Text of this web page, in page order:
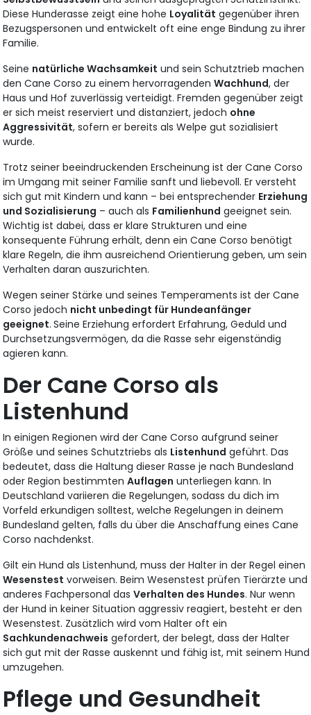
Diese Hunderasse zeigt eine hohe Loyalität gegenüber ihren
Bezugspersonen und entwickelt oft eine enge Bindung zu ihrer
Familie.
Seine natürliche Wachsamkeit und sein Schutztrieb machen
den Cane Corso zu einem hervorragendenWachhund, der
Haus und Hof zuverlässig verteidigt. Fremden gegenüber zeigt
er sich meist reserviert und distanziert, jedoch ohne
Aggressivität, sofern er bereits als Welpe gut sozialisiert
wurde.
Trotz seiner beeindruckenden Erscheinung ist der Cane Corso
im Umgang mit seiner Familie sanft und liebevoll. Er versteht
sich gut mit Kindern und kann – bei entsprechender Erziehung
und Sozialisierung – auch als Familienhund geeignet sein.
Wichtig ist dabei, dass er klare Strukturen und eine
konsequente Führung erhält, denn ein Cane Corso benötigt
klare Regeln, die ihm ausreichend Orientierung geben, um sein
Verhalten daran auszurichten.
Wegen seiner Stärke und seines Temperaments ist der Cane
Corso jedoch nicht unbedingt für Hundeanfänger
geeignet. Seine Erziehung erfordert Erfahrung, Geduld und
Durchsetzungsvermögen, da die Rasse sehr eigenständig
agieren kann.
Der Cane Corso als
Listenhund
In einigen Regionen wird der Cane Corso aufgrund seiner
Größe und seines Schutztriebs als Listenhund geführt. Das
bedeutet, dass die Haltung dieser Rasse je nach Bundesland
oder Region bestimmtenAuflagen unterliegen kann. In
Deutschland variieren die Regelungen, sodass du dich im
Vorfeld erkundigen solltest, welche Regelungen in deinem
Bundesland gelten, falls du über die Anschaffung eines Cane
Corso nachdenkst.
Gilt ein Hund als Listenhund, muss der Halter in der Regel einen
Wesenstest vorweisen. Beim Wesenstest prüfen Tierärzte und
anderes Fachpersonal dasVerhalten des Hundes. Nur wenn
der Hund in keiner Situation aggressiv reagiert, besteht er den
Wesenstest. Zusätzlich wird vom Halter oft ein
Sachkundenachweis gefordert, der belegt, dass der Halter
sich gut mit der Rasse auskennt und fähig ist, mit seinem Hund
umzugehen.
Pflege und Gesundheit